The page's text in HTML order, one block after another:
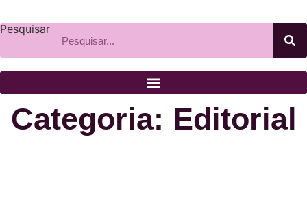
Pesquisar
Categoria: Editorial